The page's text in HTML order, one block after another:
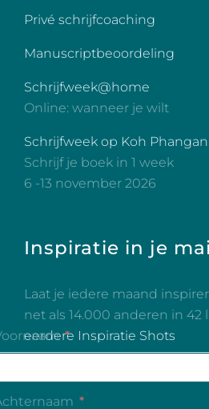
Privé schrijfcoaching
Manuscriptbeoordeling
Schrijfweek@home
Online: wanneer je wilt
Schrijfweek op Koh
Schrijf je boek in 1 week
6 -13 november 2026
Inspiratie in je
Laat je iedere maand
net als 14.000 anderen in 42
eerdere Inspiratie Shots